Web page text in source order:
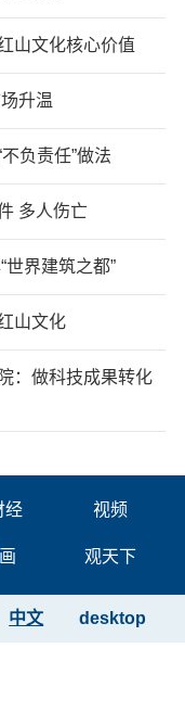
山文化核心价值
升温
负责任”做法
多人伤亡
界建筑之都”
山文化
：做科技成果转化
经 视频
观天下
desktop
中文